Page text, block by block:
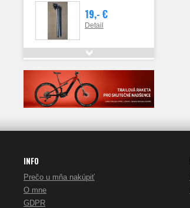
19,- €
Detail
Ochranný člen proti
spadnutiu reťaze
18,- €
24,90 €
Detail
INFO
Prečo u mňa nakúpiť
O mne
GDPR